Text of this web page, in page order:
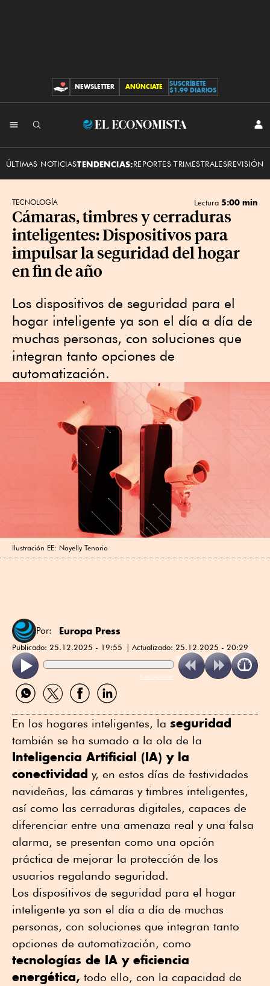
CONTRIBUCIONES
NEWSLETTER ANÚNCIATE
SUSCRÍBETE
$1.99 DIARIOS
El
ÚLTIMAS NOTICIASTENDENCIAS:REPORTES TRIMESTRALESREVISIÓN
TECNOLOGÍA Lectura 5:00 min
Cámaras, timbres y cerraduras
inteligentes: Dispositivos para
impulsar la seguridad del hogar
en fin de año
Los dispositivos de seguridad para el
hogar inteligente ya son el día a día de
muchas personas, con soluciones que
integran tanto opciones de
automatización.
Ilustración EE: Nayelly Tenorio
Por: Europa Press
Publicado: 25.12.2025 - 19:55 Actualizado: 25.12.2025 - 20:29
ReadSpeaker
Compartir
por
Compartir
por
Compartir
por
Compartir
por
En los hogares inteligentes, la seguridad
también se ha sumado a la ola de la
Inteligencia Artificial (IA) y la
conectividad y, en estos días de festividades
navideñas, las cámaras y timbres inteligentes,
así como las cerraduras digitales, capaces de
diferenciar entre una amenaza real y una falsa
alarma, se presentan como una opción
práctica de mejorar la protección de los
usuarios regalando seguridad.
Los dispositivos de seguridad para el hogar
inteligente ya son el día a día de muchas
personas, con soluciones que integran tanto
opciones de automatización, como
tecnologías de IA y eficiencia
energética, todo ello, con la capacidad de